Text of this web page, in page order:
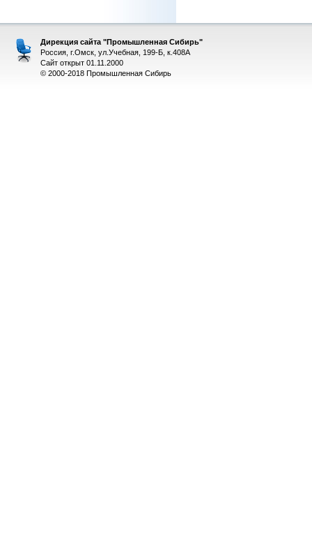
Дирекция сайта "Промышленная Сибирь"
Россия, г.Омск, ул.Учебная, 199-Б, к.408А
Сайт открыт 01.11.2000
© 2000-2018 Промышленная Сибирь